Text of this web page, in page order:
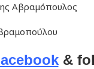
Αβραμόπουλος
&